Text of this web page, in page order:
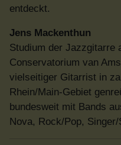
entdeckt.
Jens Mackenthun
Studium der Jazzgitarre
Conservatorium van
vielseitiger Gitarrist in
Rhein/Main-Gebiet
bundesweit mit Bands
Nova, Rock/Pop,